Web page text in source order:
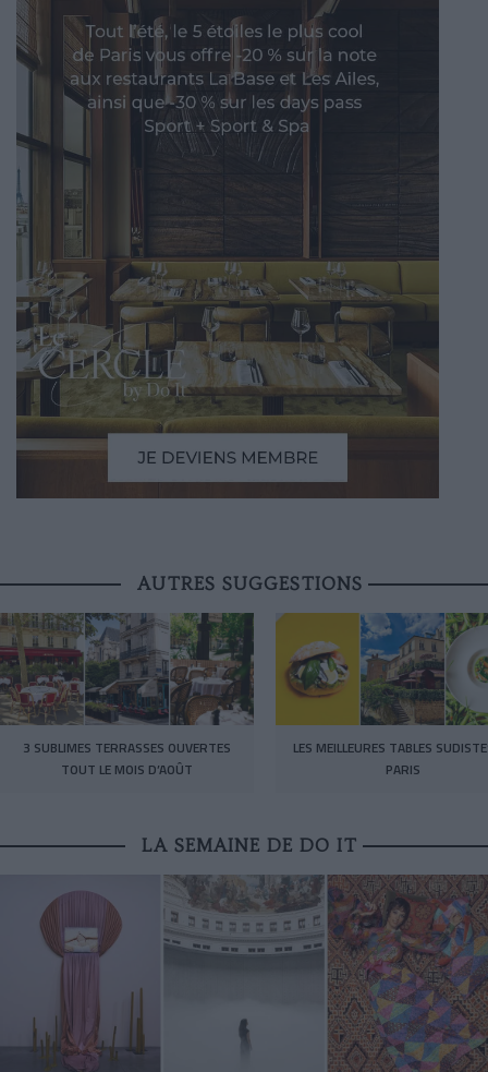
AUTRES SUGGESTIONS
3 SUBLIMES TERRASSES OUVERTES
TOUT LE MOIS D’AOÛT
LES MEILLEURES TABLES
PARIS
LA SEMAINE DE DO IT